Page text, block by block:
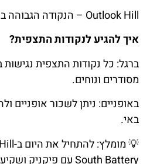
Outlook Hill – הנקודה הגבוהה ביותר עם נוף פנורמי.
איך להגיע לנקודות התצפית?
ברגל: כל נקודות התצפית
מסודרים ונוחים.
באופניים: ניתן לשכור אופניים
באי.
💡מומלץ:להתחילאתהיוםב
South Battery עם פיקניק ושקיעה.